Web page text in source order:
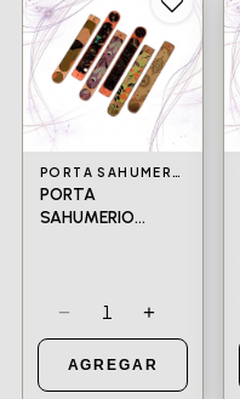
PORTA SAHUMERIOS
PORTA
SAHUMERIO
− 1 +
AGREGAR